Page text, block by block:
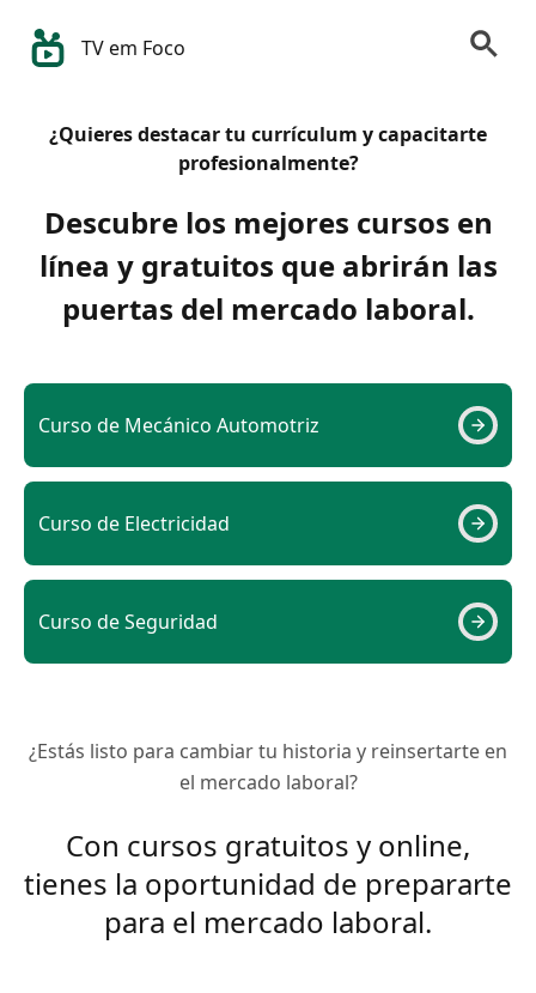
TV em Foco
¿Quieres destacar tu currículum y capacitarte
profesionalmente?
Descubre los mejores cursos en
línea y gratuitos que abrirán las
puertas del mercado laboral.
Curso de Mecánico Automotriz
Curso de Electricidad
Curso de Seguridad
¿Estás listo para cambiar tu historia y reinsertarte en
el mercado laboral?
Con cursos gratuitos y online,
tienes la oportunidad de prepararte
para el mercado laboral.